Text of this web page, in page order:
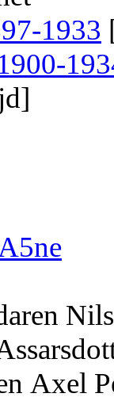
1933
Axel